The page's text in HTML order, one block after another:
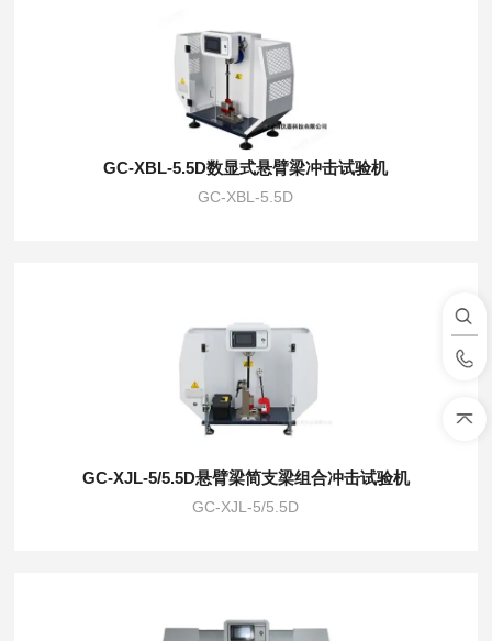
GC-XBL-5.5D数显式悬臂梁冲击试验机
GC-XBL-5.5D
GC-XJL-5/5.5D悬臂梁简支梁组合冲击试验机
GC-XJL-5/5.5D